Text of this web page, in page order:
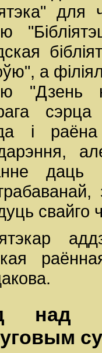
для
а
"Дзень
сэрца
і
даць
свайго
над